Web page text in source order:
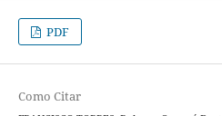
PDF
Como Citar